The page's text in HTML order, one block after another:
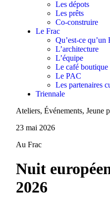
Les dépots
Les prêts
Co-construire
Le Frac
Qu’est-ce qu’un
L’architecture
L’équipe
Le café boutique
Le PAC
Les partenaires
Triennale
Ateliers, Événements, Jeune
23 mai 2026
Au Frac
Nuit
2026